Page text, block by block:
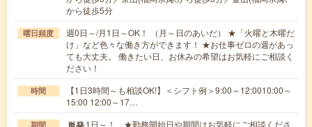
から徒歩5分
曜日頻度
週0日～/月1日～OK！ （月～日のあいだ） ★「火曜と木曜だ
け」など色々な働き方ができます！ ★お仕事ゼロの週があっ
ても大丈夫。 働きたい日、お休みの希望はお気軽にご相談く
ださい！
時間
【1日3時間～も相談OK!】＜シフト例＞9:00～12:0010:00～
15:00 12:00～17…
期間
1日～！ ★勤務開始日や期間はお気軽にご相談くださ